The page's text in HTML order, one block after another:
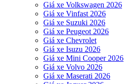
Giá xe Volkswagen 2026
Giá xe Vinfast 2026
Giá xe Suzuki 2026
Giá xe Peugeot 2026
Giá xe Chevrolet
Giá xe Isuzu 2026
Giá xe Mini Cooper 2026
Giá xe Volvo 2026
Giá xe Maserati 2026